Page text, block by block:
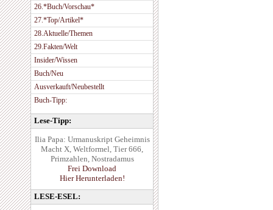
26.*Buch/Vorschau*
27.*Top/Artikel*
28.Aktuelle/Themen
29.Fakten/Welt
Insider/Wissen
Buch/Neu
Ausverkauft/Neubestellt
Buch-Tipp:
Lese-Tipp:
Ilia Papa: Urmanuskript Geheimnis
Macht X, Weltformel, Tier 666,
Primzahlen, Nostradamus
Frei Download
Hier Herunterladen!
LESE-ESEL: